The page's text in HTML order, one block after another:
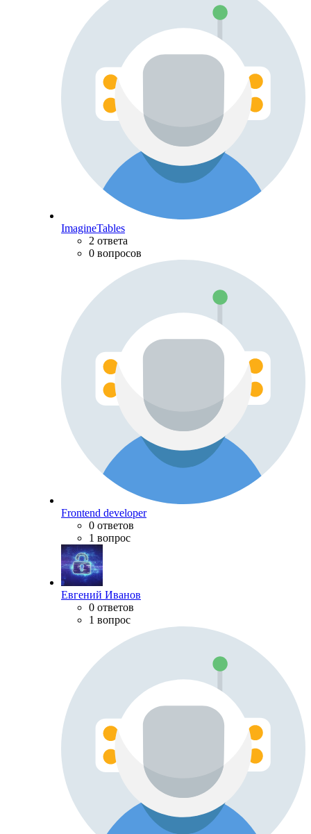
ImagineTables
2 ответа
0 вопросов
Frontend developer
0 ответов
1 вопрос
Евгений Иванов
0 ответов
1 вопрос